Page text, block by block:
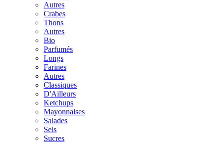
Autres
Crabes
Thons
Autres
Bio
Parfumés
Longs
Farines
Autres
Classiques
D'Ailleurs
Ketchups
Mayonnaises
Salades
Sels
Sucres